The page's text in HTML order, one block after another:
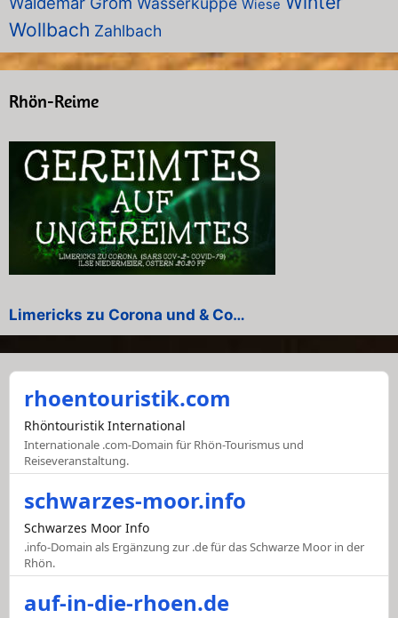
Wiese
Wollbach Zahlbach
Rhön-Reime
Limericks zu Corona und & Co…
rhoentouristik.com
Rhöntouristik International
Internationale .com-Domain für Rhön-Tourismus und
Reiseveranstaltung.
schwarzes-moor.info
Schwarzes Moor Info
.info-Domain als Ergänzung zur .de für das Schwarze Moor in der
Rhön.
auf-in-die-rhoen.de